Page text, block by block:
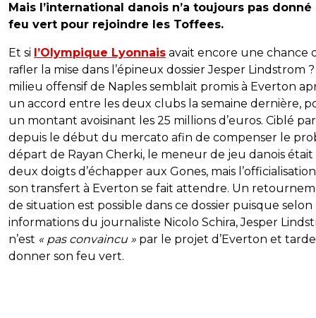
Mais l’international danois n’a toujours pas donné
feu vert pour rejoindre les Toffees.
Et si l’Olympique Lyonnais avait encore une chance
rafler la mise dans l’épineux dossier Jesper Lindstrom
milieu offensif de Naples semblait promis à Everton
un accord entre les deux clubs la semaine dernière,
un montant avoisinant les 25 millions d’euros. Ciblé par
depuis le début du mercato afin de compenser le
départ de Rayan Cherki, le meneur de jeu danois était
deux doigts d’échapper aux Gones, mais
son transfert à Everton se fait attendre. Un
de situation est possible dans ce dossier puisque selon
informations du journaliste Nicolo Schira, Jesper
n’est « pas convaincu » par le projet d’Everton et
donner son feu vert.